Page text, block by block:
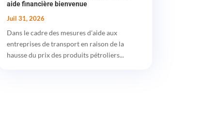
aide financière bienvenue
Juil 31, 2026
Dans le cadre des mesures d'aide aux
entreprises de transport en raison de la
hausse du prix des produits pétroliers...